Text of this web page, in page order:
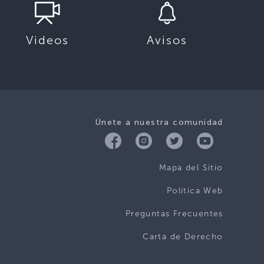
Videos Avisos
Únete a nuestra comunidad
Mapa del Sitio
Politica Web
Preguntas Frecuentes
Carta de Derecho